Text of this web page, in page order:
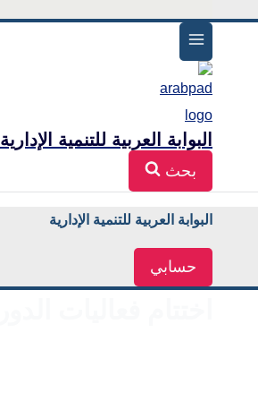
البوابة العربية للتنمية الإدارية
بحث
البوابة العربية للتنمية الإدارية
حسابي